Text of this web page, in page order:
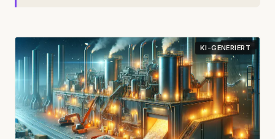
KI-GENERIERT